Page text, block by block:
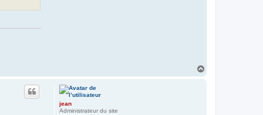
jean
Administrateur du site